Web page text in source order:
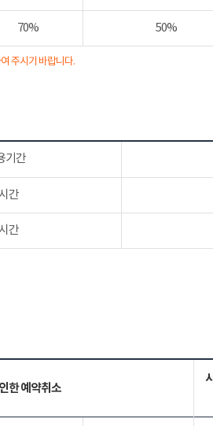
70% 50%
주시기 바랍니다.
기간
간
간
한 예약취소